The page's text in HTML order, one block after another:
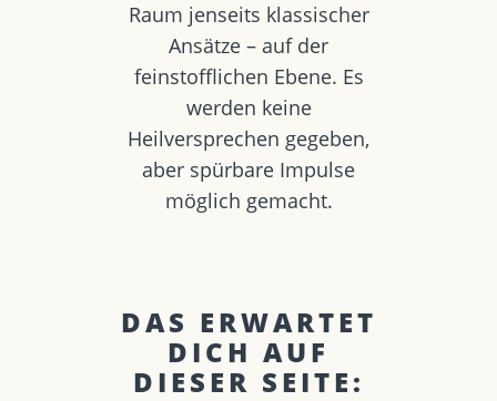
Raum jenseits klassischer
Ansätze – auf der
feinstofflichen Ebene. Es
werden keine
Heilversprechen gegeben,
aber spürbare Impulse
möglich gemacht.
DAS ERWARTET
DICH AUF
DIESER SEITE: